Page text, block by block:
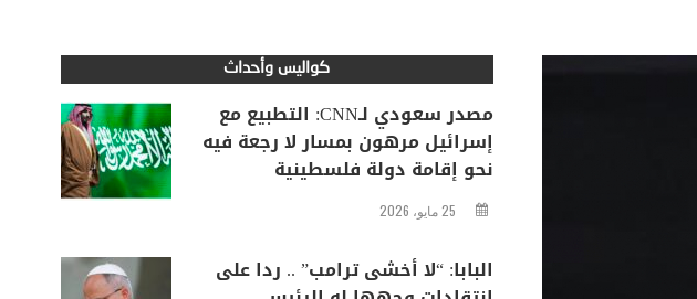
كواليس وأحداث
مصدر سعودي لـCNN: التطبيع مع
إسرائيل مرهون بمسار لا رجعة فيه
نحو إقامة دولة فلسطينية
25 مايو، 2026
البابا: “لا أخشى ترامب” .. ردا على